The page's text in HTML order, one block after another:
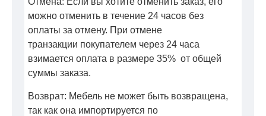
можно отменить в течение 24 часов без
оплаты за отмену. При отмене
транзакции покупателем через 24 часа
взимается оплата в размере 35% от общей
суммы заказа.
Возврат: Мебель не может быть возвращена,
так как она импортируется по